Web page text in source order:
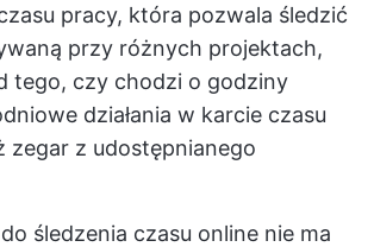
pracy, która pozwala śledzić
przy różnych projektach,
tego, czy chodzi o godziny
działania w karcie czasu
zegar z udostępnianego
śledzenia czasu online nie ma